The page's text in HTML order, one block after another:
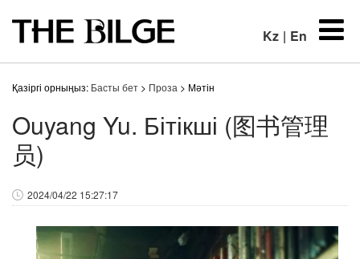
Kz | En
Қазіргі орныңыз: Басты бет > Проза > Мәтін
Ouyang Yu. Бітікші (图书管理
员)
2024/04/22 15:27:17